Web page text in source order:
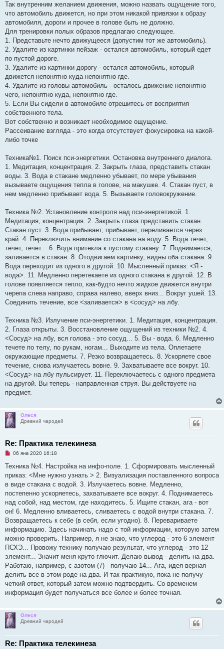
Так внутренним желанием движения, можно назвать ощущение того,
что автомобиль движется, но при этом никакой привязки к образу
автомобиля, дороги и прочее в голове быть не должно.
Для тренировки полых образов предлагаю следующее.
1. Представьте нечто движущееся (допустим тот же автомобиль).
2. Удалите из картинки пейзаж - остался автомобиль, который едет
по пустой дороге.
3. Удалите из картинки дорогу - остался автомобиль, который
движется непонятно куда непонятно где.
4. Удалите из головы автомобиль - осталось движение непонятно
чего, непонятно куда, непонятно где.
5. Если Вы сидели в автомобиле отрешитесь от восприятия
собственного тела.
Вот собственно и возникает необходимое ощущение.
Рассеивание взгляда - это когда отсутствует фокусировка на какой-
либо точке
Техника№1. Поиск пси-энергетики. Остановка внутреннего диалога.
1. Медитация, концентрация. 2. Закрыть глаза, представить стакан
воды. 3. Вода в стакане медленно убывает, по мере убывания
вызываете ощущения тепла в голове, на макушке. 4. Стакан пуст, в
нем медленно прибывает вода. 5. Вызываете головокружение.
Техника №2. Установление контроля над пси-энергетикой. 1.
Медитация, концентрация. 2. Закрыть глаза представить стакан.
Стакан пуст. 3. Вода прибывает, прибывает, переливается через
край. 4. Переключить внимание со стакана на воду. 5. Вода течет,
течет, течет... 6. Вода притекла к пустому стакану. 7. Поднимается,
заливается в стакан. 8. Отодвигаем картинку, видны оба стакана. 9.
Вода переходит из одного в другой. 10. Мысленный приказ: <Я -
вода>. 11. Медленно перетекаете из одного стакана в другой. 12. В
голове появляется тепло, как-будто нечто жидкое движется внутри
черепа слева направо, справа налево, вверх вниз... Вокруг ушей. 13.
Соединить течение, все <заливается> в <сосуд> на лбу.
Техника №3. Излучение пси-энергетики. 1. Медитация, концентрация.
2. Глаза открыты. 3. Восстановление ощущений из техники №2. 4.
<Сосуд> на лбу, вся голова - это сосуд... 5. Вы - вода. 6. Медленно
течете по телу, по рукам, ногам... Выходите из тела. Оплетаете
окружающие предметы. 7. Резко возвращаетесь. 8. Ускоряете свое
течение, снова излучаетесь вовне. 9. Захватываете все вокруг. 10.
<Сосуд> на лбу пульсирует. 11. Переключаетесь с одного предмета
на другой. Вы теперь - направленная струя. Вы действуете на
предмет.
Олеся
Древний чародей
Re: Практика телекинеза
Н
п
о
ч
т
а
н
н
о
с
о
б
щ
н
и
06 янв 2020 16:18
Техника №4. Настройка на инфо-поле. 1. Сформировать мысленный
приказ: <Мне нужно узнать > 2. Визуализация поставленного вопроса
в виде стакана с водой. 3. Излучаетесь вовне. Медленно,
постепенно ускоряетесь, захватываете все вокруг. 4. Поднимаетесь
над собой, над местом, где находитесь. 5. Ищите стакан, ага - вот
он! 6. Медленно вливаетесь, сливаетесь с водой внутри стакана. 7.
Возвращаетесь к себе (в себя, если угодно). 8. Перевариваете
информацию. Здесь начинать надо с той информации, которую затем
можно проверить. Например, я не знаю, что углерод - это 6 элемент
ПСХЭ... Провожу технику получаю результат, что углерод - это 12
элемент... Значит меня круто глючит. Делаю вывод - делить на два.
Работаю, например, с азотом (7) - получаю 14... Ага, идея верная -
делить все в этом роде на два. И так практикую, пока не получу
четкий ответ, который затем можно подтвердить. Со временем
информация будет получаться все более и более точная.
Олеся
Древний чародей
Re: Практика телекинеза